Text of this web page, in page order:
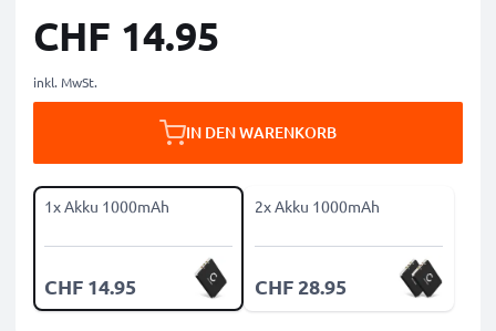
CHF 14.95
inkl. MwSt.
IN DEN WARENKORB
1x Akku 1000mAh
CHF 14.95
2x Akku 1000mAh
CHF 28.95